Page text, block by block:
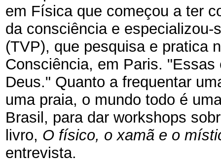
em Física que começou a ter
da consciência e especializou-
(TVP), que pesquisa e pratica
Consciência, em Paris.
Deus." Quanto a frequentar
uma praia, o mundo todo é
Brasil, para dar workshops
livro, O físico, o xamã e o
entrevista.